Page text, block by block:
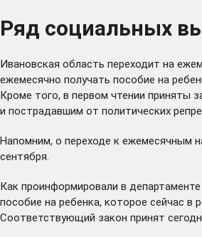
Ряд социальных
Ивановская область переходит на
ежемесячно получать пособие на
Кроме того, в первом чтении приняты
и пострадавшим от политических
Напомним, о переходе к ежемесячным
сентября.
Как проинформировали в
пособие на ребенка, которое сейчас в
Соответствующий закон принят